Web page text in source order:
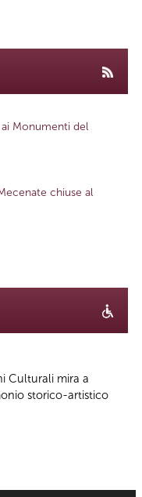
Monumenti del
chiuse al
Culturali mira a
storico-artistico